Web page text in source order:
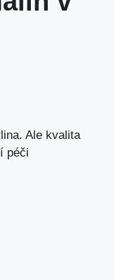
Ale kvalita
péči